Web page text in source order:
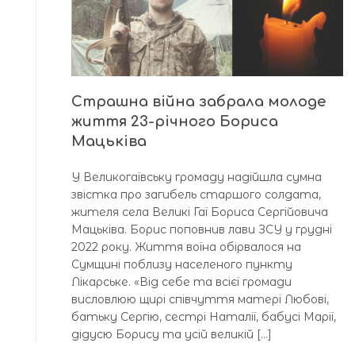
Страшна війна забрала молоде
життя 23-річного Бориса
Мацьківа
У Великогаївську громаду надійшла сумна
звістка про загибель старшого солдата,
жителя села Великі Гаї Бориса Сергійовича
Мацьківа. Борис поповнив лави ЗСУ у грудні
2022 року. Життя воїна обірвалося на
Сумщині поблизу населеного пункту
Лікарське. «Від себе та всієї громади
висловлюю щирі співчуття матері Любові,
батьку Сергію, сестрі Наталії, бабусі Марії,
дідусю Борису та усій великій […]